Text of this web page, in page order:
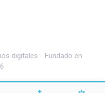
digitales - Fundado en